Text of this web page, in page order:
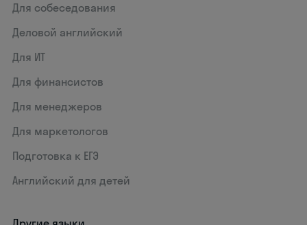
Для собеседования
Деловой английский
Для ИТ
Для финансистов
Для менеджеров
Для маркетологов
Подготовка к ЕГЭ
Английский для детей